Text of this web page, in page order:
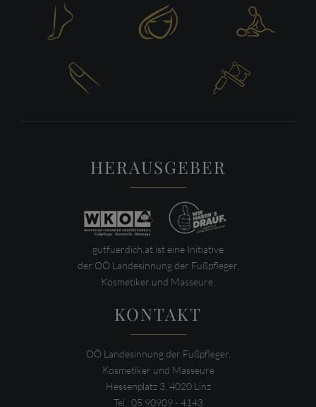
 



HERAUSGEBER
gutfuerdich.at ist eine Initiative
der OÖ Landesinnung der Fußpfleger,
Kosmetiker und Masseure.
KONTAKT
OÖ Landesinnung der Fußpfleger,
Kosmetiker und Masseure
Hessenplatz 3, 4020 Linz
Tel.: 05 90909 - 4143